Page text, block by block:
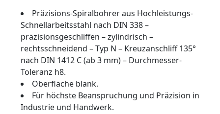
Präzisions-Spiralbohrer aus Hochleistungs-
Schnellarbeitsstahl nach DIN 338 –
präzisionsgeschliffen – zylindrisch –
rechtsschneidend – Typ N – Kreuzanschliff 135°
nach DIN 1412 C (ab 3 mm) – Durchmesser-
Toleranz h8.
Oberfläche blank.
Für höchste Beanspruchung und Präzision in
Industrie und Handwerk.